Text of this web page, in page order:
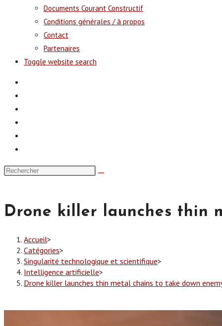
Documents Courant Constructif
Conditions générales / à propos
Contact
Partenaires
Toggle website search
Drone killer launches thin
Accueil>
Catégories>
Singularité technologique et scientifique>
Intelligence artificielle>
Drone killer launches thin metal chains to take down